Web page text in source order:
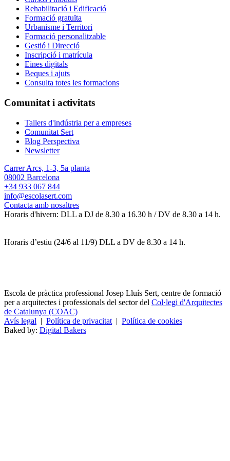
Rehabilitació i Edificació
Formació gratuïta
Urbanisme i Territori
Formació personalitzable
Gestió i Direcció
Inscripció i matrícula
Eines digitals
Beques i ajuts
Consulta totes les formacions
Comunitat i activitats
Tallers d'indústria per a empreses
Comunitat Sert
Blog Perspectiva
Newsletter
Carrer Arcs, 1-3, 5a planta
08002 Barcelona
+34 933 067 844
info@escolasert.com
Contacta amb nosaltres
Horaris d'hivern: DLL a DJ de 8.30 a 16.30 h / DV de 8.30 a 14 h.
Horaris d’estiu (24/6 al 11/9) DLL a DV de 8.30 a 14 h.
Escola de pràctica professional Josep Lluís Sert, centre de formació
per a arquitectes i professionals del sector del Col·legi d'Arquitectes
de Catalunya (COAC)
Avís legal | Política de privacitat | Política de cookies
Baked by: Digital Bakers